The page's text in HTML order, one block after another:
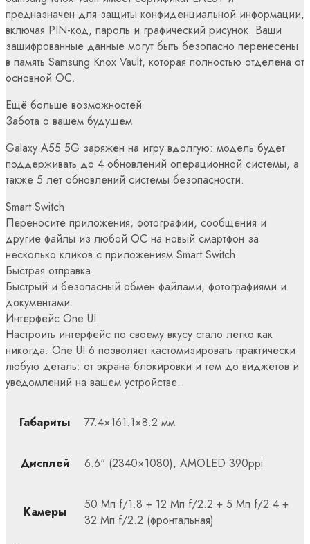
предназначен для защиты конфиденциальной информации,
включая PIN-код, пароль и графический рисунок. Ваши
зашифрованные данные могут быть безопасно перенесены
в память Samsung Knox Vault, которая полностью отделена от
основной ОС.
Ещё больше возможностей
Забота о вашем будущем
Galaxy A55 5G заряжен на игру вдолгую: модель будет
поддерживать до 4 обновлений операционной системы, а
также 5 лет обновлений системы безопасности.
Smart Switch
Переносите приложения, фотографии, сообщения и
другие файлы из любой ОС на новый смартфон за
несколько кликов с приложениям Smart Switch.
Быстрая отправка
Быстрый и безопасный обмен файлами, фотографиями и
документами.
Интерфейс One UI
Настроить интерфейс по своему вкусу стало легко как
никогда. One UI 6 позволяет кастомизировать практически
любую деталь: от экрана блокировки и тем до виджетов и
уведомлений на вашем устройстве.
Габариты 77.4×161.1×8.2 мм
Дисплей 6.6" (2340×1080), AMOLED 390ppi
Камеры
50 Мп f/1.8 + 12 Мп f/2.2 + 5 Мп f/2.4 +
32 Мп f/2.2 (фронтальная)